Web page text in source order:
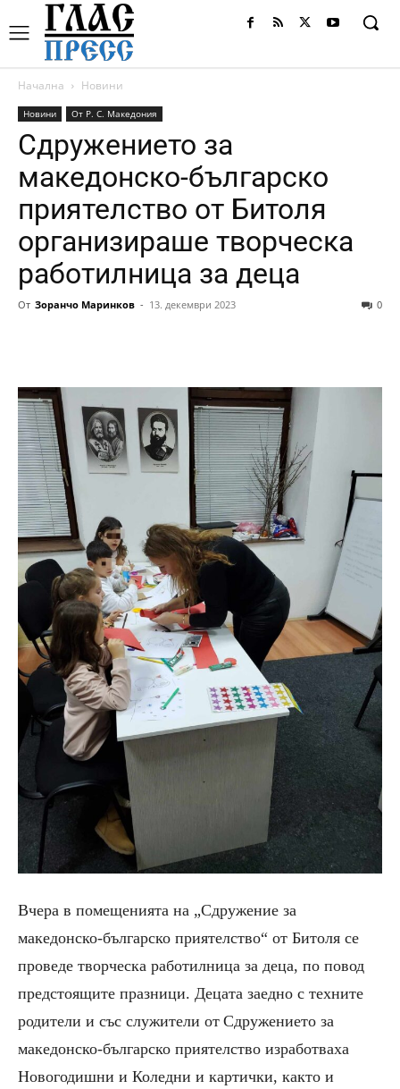
Начална Новини
Новини От Р. С. Македония
Сдружението за
македонско-българско
приятелство от Битоля
организираше творческа
работилница за деца
От Зоранчо Маринков - 13. декември 2023 0
Вчера в помещенията на „Сдружение за
македонско-българско приятелство“ от Битоля се
проведе творческа работилница за деца, по повод
предстоящите празници. Децата заедно с техните
родители и със служители от Сдружението за
македонско-българско приятелство изработваха
Новогодишни и Коледни и картички, както и